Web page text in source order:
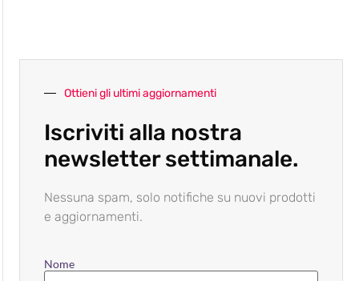
Ottieni gli ultimi aggiornamenti
Iscriviti alla nostra
newsletter settimanale.
Nessuna spam, solo notifiche su nuovi prodotti
e aggiornamenti.
Nome